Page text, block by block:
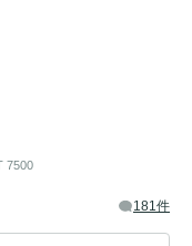
7500
181件